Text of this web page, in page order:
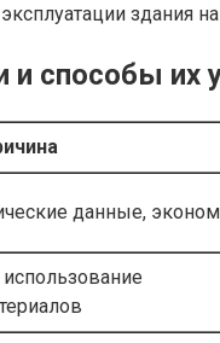
здания на
способы их
данные,